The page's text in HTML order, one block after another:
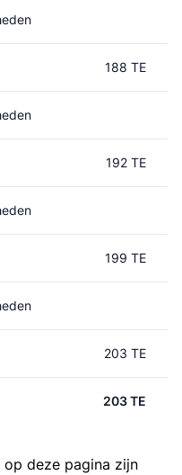
188 TE
192 TE
199 TE
203 TE
203 TE
deze pagina zijn